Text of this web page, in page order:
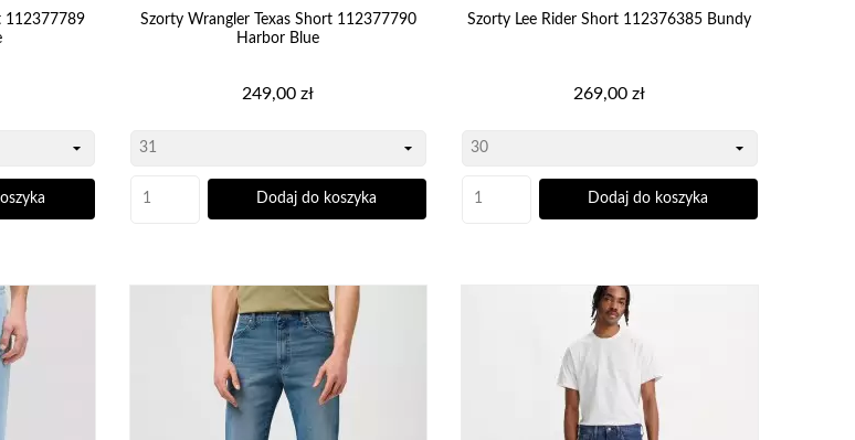
brakiem miejsca na potrzebne drobiazgi,
szorty z jeansu prezentują się nienagannie w każdym momencie
112377789
Szorty Wrangler Texas Short 112377790
Harbor Blue
Cena
249,00 zł
Dodaj do koszyka
Szorty Lee Rider Short 112376385 Bundy
Cena
269,00 zł
Dodaj do koszyka